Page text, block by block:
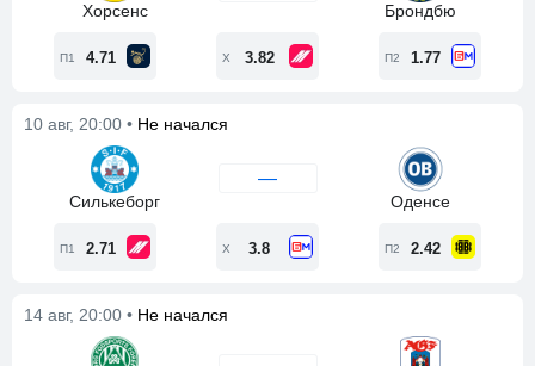
Хорсенс Брондбю
П1 4.71 Х 3.82 П2 1.77
10 авг, 20:00 • Не начался
Силькеборг
—
Оденсе
П1 2.71 Х 3.8 П2 2.42
14 авг, 20:00 • Не начался